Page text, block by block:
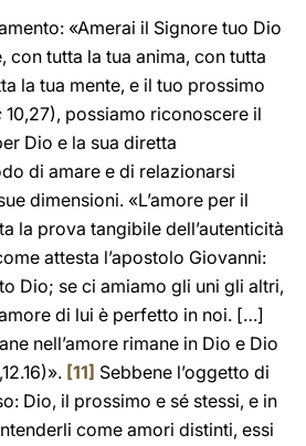
«Amerai il Signore tuo Dio
con tutta la tua anima, con tutta
la tua mente, e il tuo prossimo
10,27), possiamo riconoscere il
Dio e la sua diretta
di amare e di relazionarsi
dimensioni. «L’amore per il
la prova tangibile dell’autenticità
attesta l’apostolo Giovanni:
Dio; se ci amiamo gli uni gli altri,
di lui è perfetto in noi. […]
nell’amore rimane in Dio e Dio
[11] Sebbene l’oggetto di
Dio, il prossimo e sé stessi, e in
come amori distinti, essi